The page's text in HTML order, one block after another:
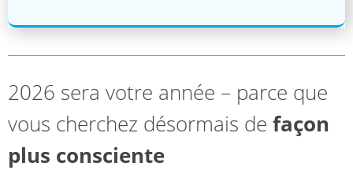
2026 sera votre année – parce que
vous cherchez désormais de façon
plus consciente